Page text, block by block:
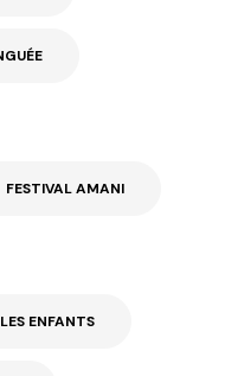
FESTIVAL AMANI
ENFANTS